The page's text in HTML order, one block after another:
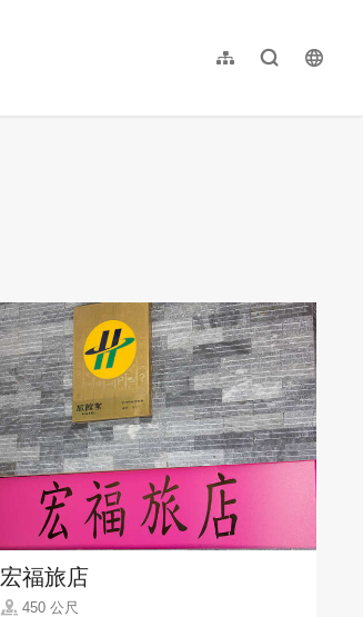
网站导览全文检索
繁體中文
宏福旅店
450 公尺